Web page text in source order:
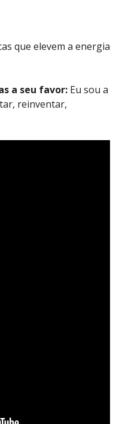
que elevem a energia
a seu favor: Eu sou a
reinventar,